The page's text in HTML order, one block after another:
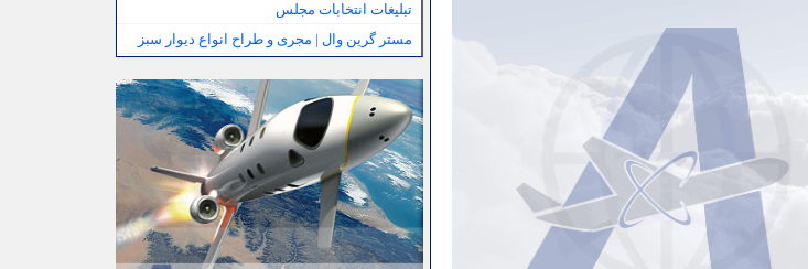
تبلیغات انتخابات مجلس
مستر گرین وال | مجری و طراح انواع دیوار سبز